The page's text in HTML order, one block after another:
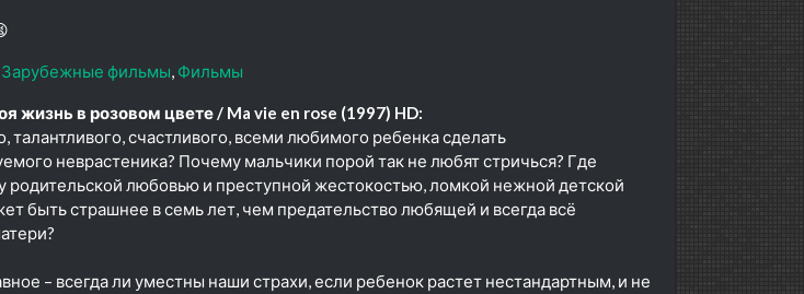
Зарубежные фильмы Фильмы
жизнь в розовом цвете / Ma vie en rose (1997) HD:
талантливого, счастливого, всеми любимого ребенка сделать
неврастеника? Почему мальчики порой так не любят стричься? Где
родительской любовью и преступной жестокостью, ломкой нежной детской
быть страшнее в семь лет, чем предательство любящей и всегда всё
– всегда ли уместны наши страхи, если ребенок растет нестандартным, и не